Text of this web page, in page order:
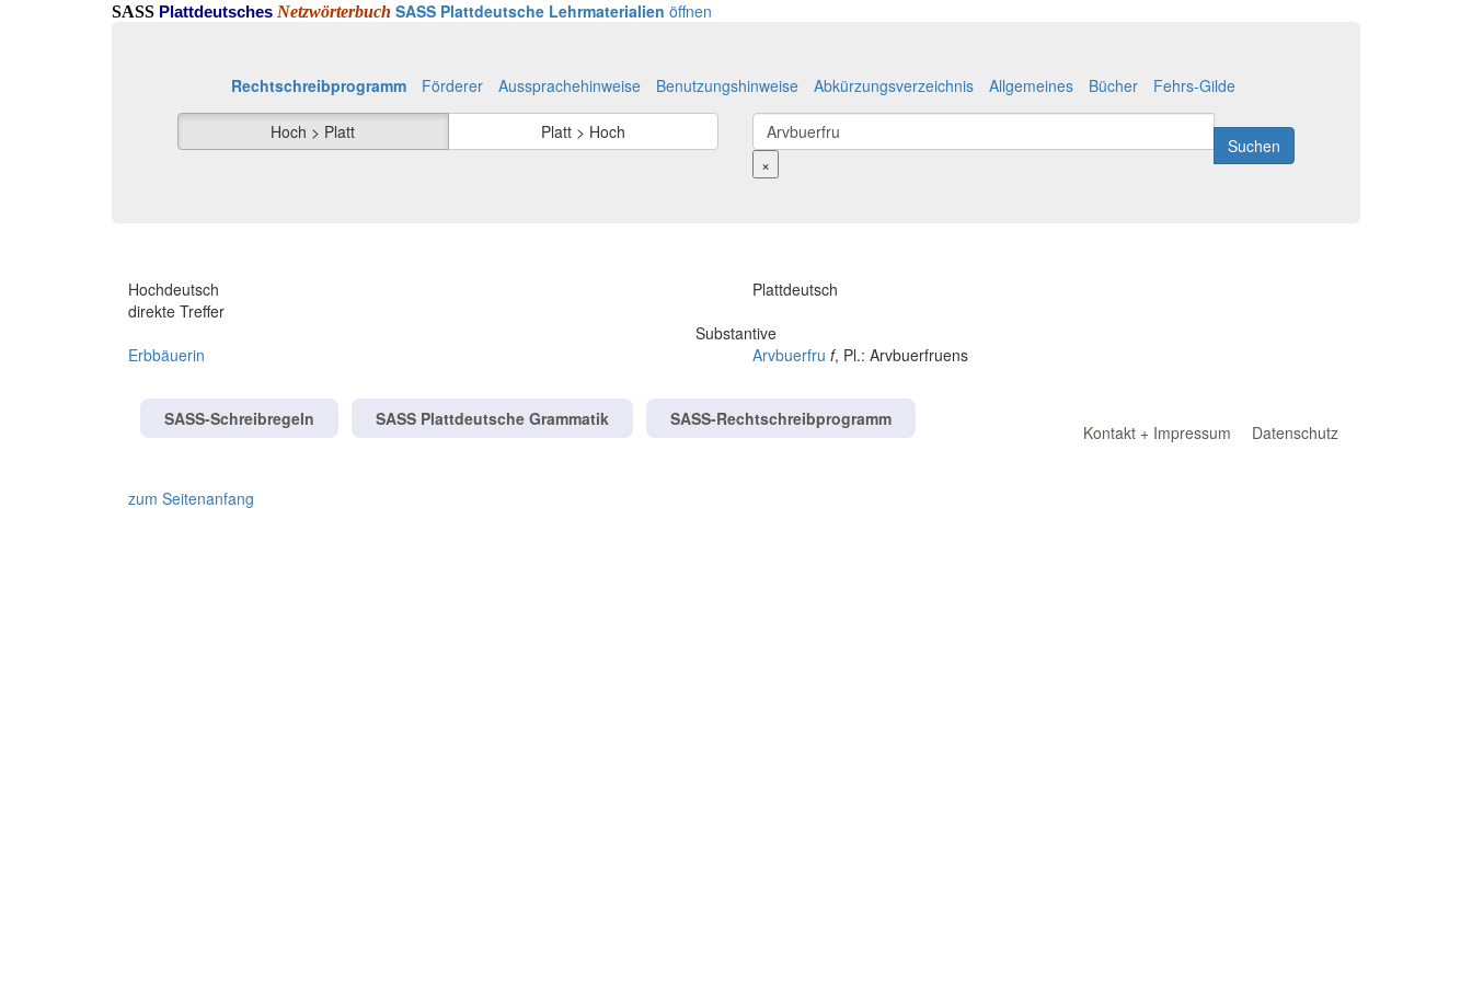
SASS Plattdeutsches Netzwörterbuch SASS Plattdeutsche Lehrmaterialien öffnen
Rechtschreibprogramm Förderer Aussprachehinweise Benutzungshinweise Abkürzungsverzeichnis Allgemeines Bücher Fehrs-Gilde
Hoch > Platt
Platt > Hoch
×
Suchen
Hochdeutsch
Plattdeutsch
direkte Treffer
Substantive
Erbbäuerin
Arvbuerfru f, Pl.: Arvbuerfruens
SASS-Schreibregeln SASS Plattdeutsche Grammatik SASS-Rechtschreibprogramm
Kontakt + Impressum Datenschutz
zum Seitenanfang